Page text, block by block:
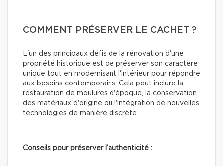
COMMENT PRÉSERVER LE CACHET ?
L'un des principaux défis de la rénovation d'une
propriété historique est de préserver son caractère
unique tout en modernisant l'intérieur pour répondre
aux besoins contemporains. Cela peut inclure la
restauration de moulures d'époque, la conservation
des matériaux d'origine ou l'intégration de nouvelles
technologies de manière discrète.
Conseils pour préserver l’authenticité :